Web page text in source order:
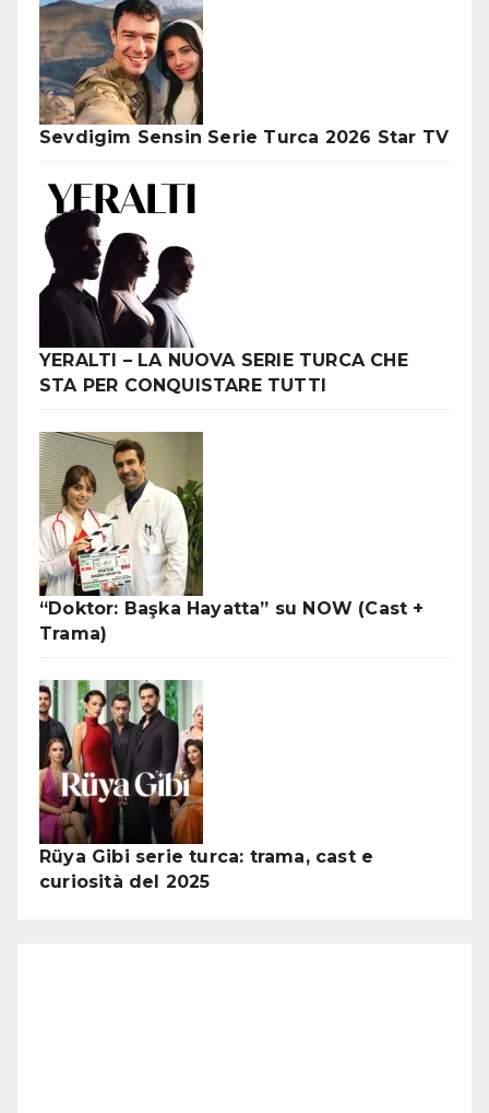
Sevdigim Sensin Serie Turca 2026 Star TV
YERALTI – LA NUOVA SERIE TURCA CHE
STA PER CONQUISTARE TUTTI
“Doktor: Başka Hayatta” su NOW (Cast +
Trama)
Rüya Gibi serie turca: trama, cast e
curiosità del 2025